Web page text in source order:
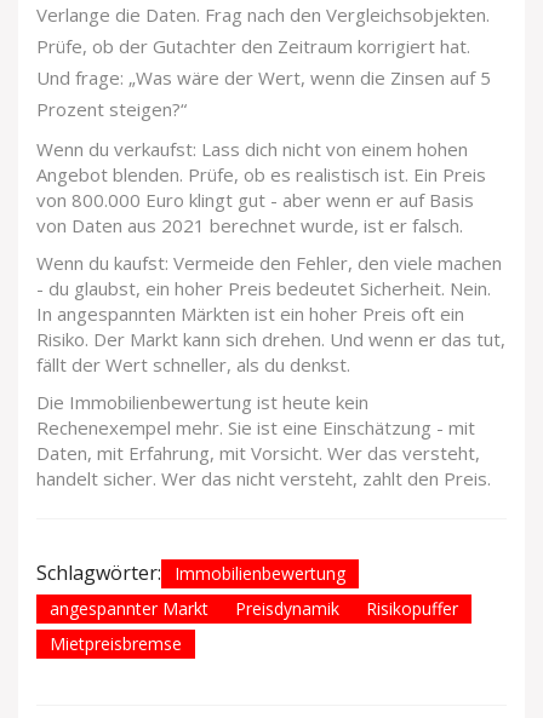
Verlange die Daten. Frag nach den Vergleichsobjekten.
Prüfe, ob der Gutachter den Zeitraum korrigiert hat.
Und frage: „Was wäre der Wert, wenn die Zinsen auf 5
Prozent steigen?“
Wenn du verkaufst: Lass dich nicht von einem hohen
Angebot blenden. Prüfe, ob es realistisch ist. Ein Preis
von 800.000 Euro klingt gut - aber wenn er auf Basis
von Daten aus 2021 berechnet wurde, ist er falsch.
Wenn du kaufst: Vermeide den Fehler, den viele machen
- du glaubst, ein hoher Preis bedeutet Sicherheit. Nein.
In angespannten Märkten ist ein hoher Preis oft ein
Risiko. Der Markt kann sich drehen. Und wenn er das tut,
fällt der Wert schneller, als du denkst.
Die Immobilienbewertung ist heute kein
Rechenexempel mehr. Sie ist eine Einschätzung - mit
Daten, mit Erfahrung, mit Vorsicht. Wer das versteht,
handelt sicher. Wer das nicht versteht, zahlt den Preis.
Schlagwörter:
Immobilienbewertung
angespannter Markt
Preisdynamik
Risikopuffer
Mietpreisbremse